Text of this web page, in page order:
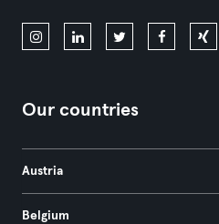
Our countries
Austria
Belgium